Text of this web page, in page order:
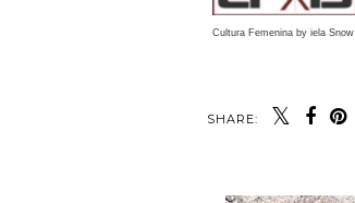
Cultura Femenina by iela Snow
SHARE: